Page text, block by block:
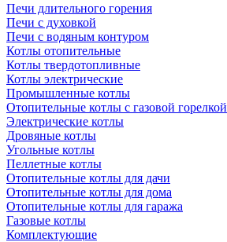
Печи длительного горения
Печи с духовкой
Печи с водяным контуром
Котлы отопительные
Котлы твердотопливные
Котлы электрические
Промышленные котлы
Отопительные котлы с газовой горелкой
Электрические котлы
Дровяные котлы
Угольные котлы
Пеллетные котлы
Отопительные котлы для дачи
Отопительные котлы для дома
Отопительные котлы для гаража
Газовые котлы
Комплектующие